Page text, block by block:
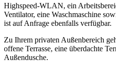
Highspeed-WLAN, ein
Ventilator, eine Waschmaschine
ist auf Anfrage ebenfalls verfügbar.
Zu Ihrem privaten Außenbereich
offene Terrasse, eine überdachte
Außendusche.